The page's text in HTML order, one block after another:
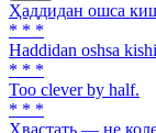
Ҳаддидан ошса
* * *
Haddidan oshsa
* * *
Too clever by half.
* * *